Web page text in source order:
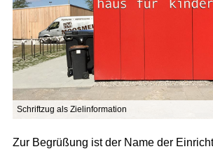
Schriftzug als Zielinformation
Zur Begrüßung ist der Name der